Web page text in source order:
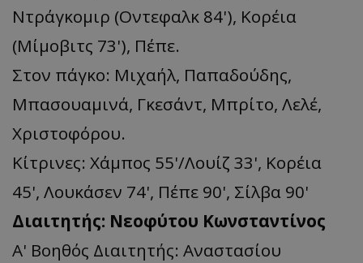
Ντράγκομιρ (Οντεφαλκ 84'), Κορέια
(Μίμοβιτς 73'), Πέπε.
Στον πάγκο: Μιχαήλ, Παπαδούδης,
Μπασουαμινά, Γκεσάντ, Μπρίτο, Λελέ,
Χριστοφόρου.
Κίτρινες: Xάμπος 55'/Λουίζ 33', Κορέια
45', Λουκάσεν 74', Πέπε 90', Σίλβα 90'
Διαιτητής: Νεοφύτου Κωνσταντίνος
Α' Βοηθός Διαιτητής: Αναστασίου